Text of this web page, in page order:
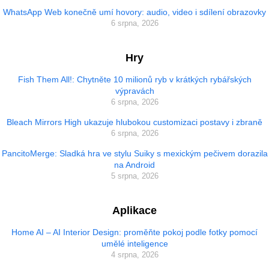
WhatsApp Web konečně umí hovory: audio, video i sdílení obrazovky
6 srpna, 2026
Hry
Fish Them All!: Chytněte 10 milionů ryb v krátkých rybářských
výpravách
6 srpna, 2026
Bleach Mirrors High ukazuje hlubokou customizaci postavy i zbraně
6 srpna, 2026
PancitoMerge: Sladká hra ve stylu Suiky s mexickým pečivem dorazila
na Android
5 srpna, 2026
Aplikace
Home AI – AI Interior Design: proměňte pokoj podle fotky pomocí
umělé inteligence
4 srpna, 2026